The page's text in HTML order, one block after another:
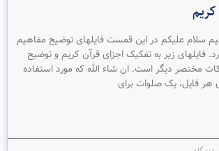
سلام علیکم در این قمست فایلهای توضیح مفاهیم
فایلهای زیر به تفکیک اجزای قرآن کریم و توضیح
مختصر دیگر است. ان شاء الله که مورد استفاده
هر فایل، يک صلوات برای